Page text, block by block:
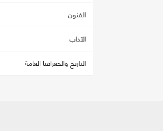
الفنون
الآداب
التاريخ والجغرافيا العامة